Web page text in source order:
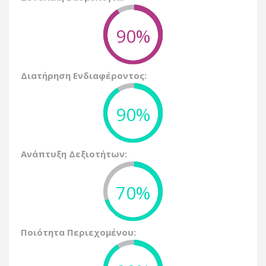
90%
Διατήρηση Ενδιαφέροντος:
90%
Ανάπτυξη Δεξιοτήτων:
70%
Ποιότητα Περιεχομένου: